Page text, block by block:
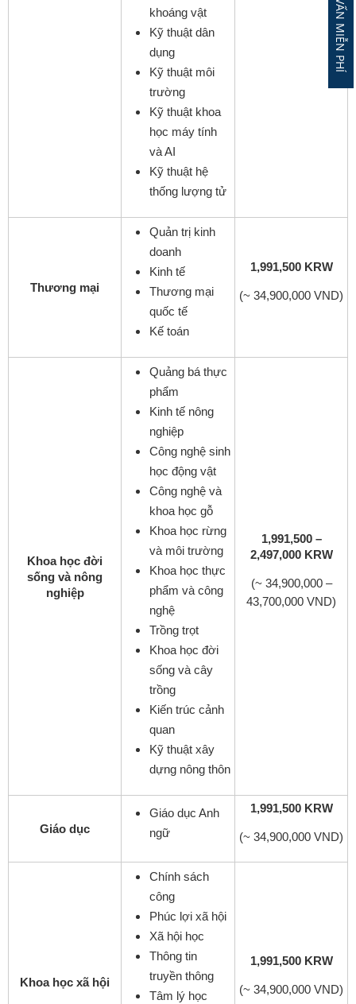
khoáng vật
Kỹ thuật dân
dụng
Kỹ thuật môi
trường
Kỹ thuật khoa
học máy tính
và AI
Kỹ thuật hệ
thống lượng tử
Thương mại
Quản trị kinh
doanh
Kinh tế
Thương mại
quốc tế
Kế toán
1,991,500 KRW
(~ 34,900,000 VND)
Khoa học đời
sống và nông
nghiệp
Quảng bá thực
phẩm
Kinh tế nông
nghiệp
Công nghệ sinh
học động vật
Công nghệ và
khoa học gỗ
Khoa học rừng
và môi trường
Khoa học thực
phẩm và công
nghệ
Trồng trọt
Khoa học đời
sống và cây
trồng
Kiến trúc cảnh
quan
Kỹ thuật xây
dựng nông thôn
1,991,500 –
2,497,000 KRW
(~ 34,900,000 –
43,700,000 VND)
Giáo dục
Giáo dục Anh
ngữ
1,991,500 KRW
(~ 34,900,000 VND)
Khoa học xã hội
Chính sách
công
Phúc lợi xã hội
Xã hội học
Thông tin
truyền thông
Tâm lý học
1,991,500 KRW
(~ 34,900,000 VND)